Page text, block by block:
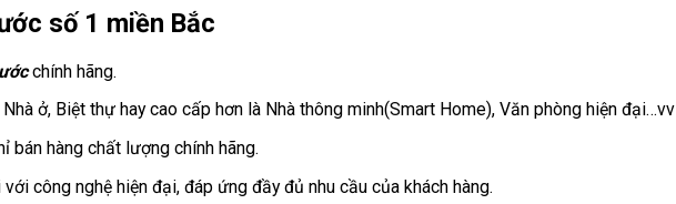
số 1 miền Bắc
chính hãng.
ở, Biệt thự hay cao cấp hơn là Nhà thông minh(Smart Home), Văn phòng hiện đại…vv
bán hàng chất lượng chính hãng.
với công nghệ hiện đại, đáp ứng đầy đủ nhu cầu của khách hàng.